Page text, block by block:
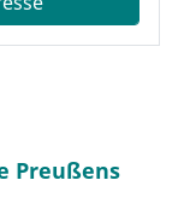
Preußens